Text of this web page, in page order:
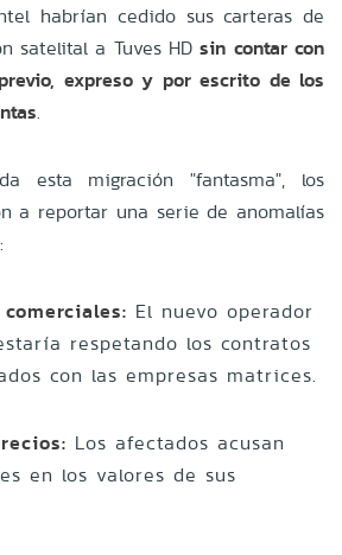
habrían cedido sus carteras de
satelital a Tuves HDsin contar con
expreso y por escrito de los
.
esta migración "fantasma", los
a reportar una serie de anomalías
El nuevo operador
respetando los contratos
con las empresas matrices.
Los afectados acusan
en los valores de sus